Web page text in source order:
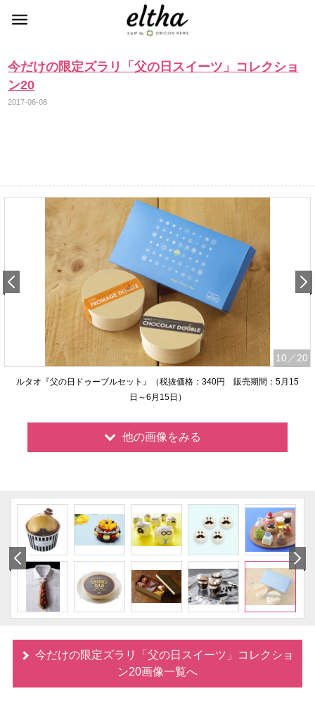
今だけの限定ズラリ「父の日スイーツ」コレクショ
ン20
2017-06-08
10 ／20
ルタオ『父の日ドゥーブルセット』（税抜価格：340円 販売期間：5月15
日～6月15日）
他の画像をみる
今だけの限定ズラリ「父の日スイーツ」コレクショ
ン20画像一覧へ